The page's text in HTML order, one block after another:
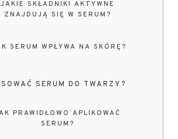
JAKIE SKŁADNIKI AKTYWNE
ZNAJDUJĄ SIĘ W SERUM?
SERUM WPŁYWA NA SKÓRĘ?
SERUM DO TWARZY?
PRAWIDŁOWO APLIKOWAĆ
SERUM?